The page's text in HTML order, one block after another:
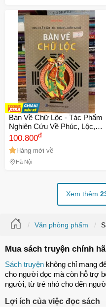
Bàn Về Chữ Lộc - Tác Phẩm
Nghiên Cứu Về Phúc, Lộc,
Thọ Và Triết Lý Về Sự Thành
Đông
100.800đ
Hàng mới về
Hà Nội
Xem thêm
Văn phòng phẩm
Mua sách truyện chính
Sách truyện không chỉ mang
cho người đọc mà còn hỗ trợ
người, từ trẻ nhỏ cho đến
Lợi ích của việc đọc sách